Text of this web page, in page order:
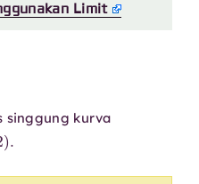
Limit
singgung kurva
)